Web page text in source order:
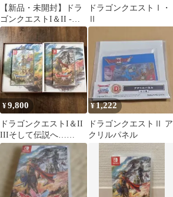
【新品・未開封】ドラ
ゴンクエストI＆II -
PS5
ドラゴンクエストⅠ・
¥9,800
ドラゴンクエストI＆II
IIIそして伝説へ…
Switchソフト2本セット
¥1,222
ドラゴンクエストⅡ ア
クリルパネル